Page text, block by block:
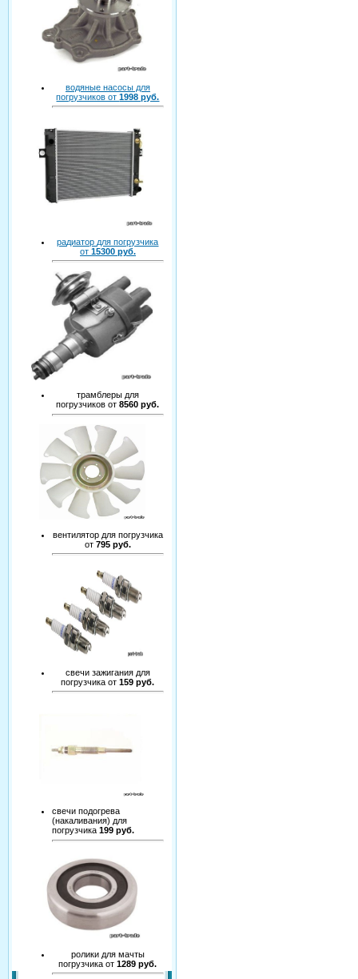
водяные насосы для
погрузчиков от1998 руб.
радиатор для погрузчика
от 15300 руб.
трамблеры для
погрузчиков от8560 руб.
вентилятор для погрузчика
от 795 руб.
свечи зажигания для
погрузчика от159 руб.
свечи подогрева
(накаливания) для
погрузчика 199 руб.
ролики для мачты
погрузчика от1289 руб.